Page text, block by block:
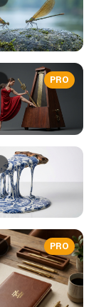
PRO
PRO